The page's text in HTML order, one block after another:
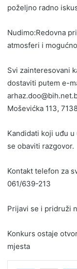
poželjno radno
Nudimo:Redovna
atmosferi i
Svi zainteresovani
dostaviti putem e-
Moševićka 113,
Kandidati koji uđu
se obaviti razgovor.
Kontakt telefon za
061/639-213
Prijavi se i pridruži
Konkurs ostaje
mjesta